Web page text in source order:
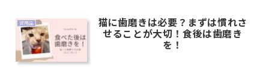
猫用品 猫に歯磨きは必要？まずは慣れさ
せることが大切！食後は歯磨き
を！